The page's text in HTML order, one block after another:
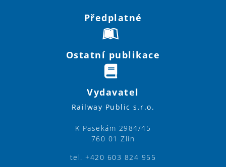
Předplatné
Ostatní publikace
Vydavatel
Railway Public s.r.o.
K Pasekám 2984/45
760 01 Zlín
tel. +420 603 824 955